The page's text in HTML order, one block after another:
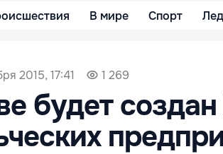
В мире Спорт
2015, 17:41 1 269
будет создан